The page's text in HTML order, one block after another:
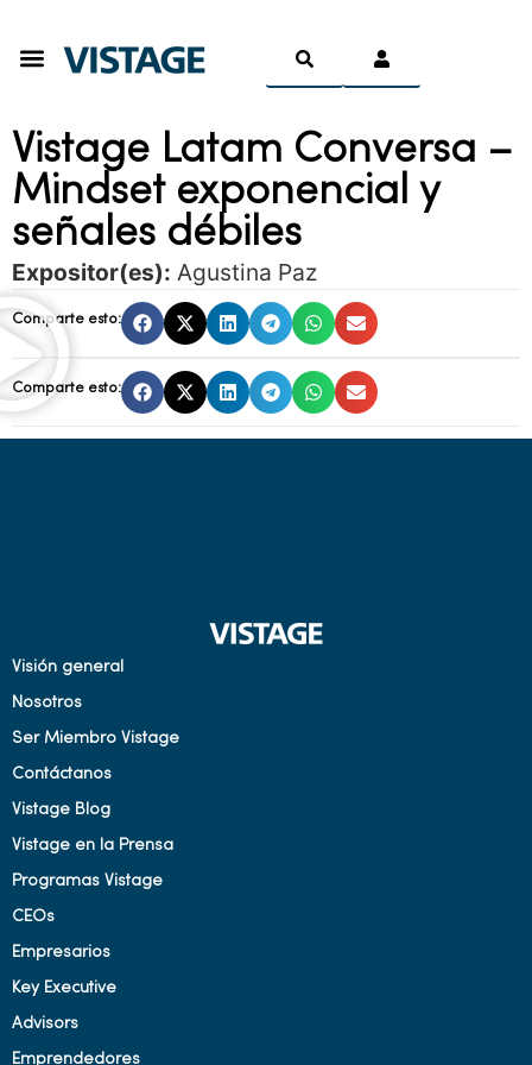
Vistage Latam Conversa –
Mindset exponencial y
señales débiles
Expositor(es): Agustina Paz
Comparte esto:
Comparte esto:
Visión general
Nosotros
Ser Miembro Vistage
Contáctanos
Vistage Blog
Vistage en la Prensa
Programas Vistage
CEOs
Empresarios
Key Executive
Advisors
Emprendedores